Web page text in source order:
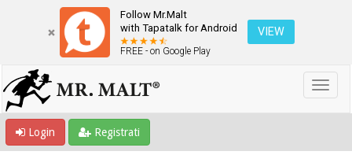
Follow Mr.Malt
with Tapatalk for Android
FREE - on Google Play
VIEW
Login Registrati